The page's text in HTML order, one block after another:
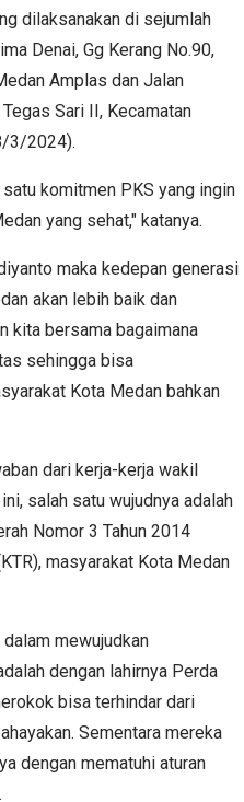
dilaksanakan di sejumlah
Denai, Gg Kerang No.90,
Amplas dan Jalan
Sari II, Kecamatan
3/2024).
komitmen PKS yang ingin
yang sehat," katanya.
maka kedepan generasi
akan lebih baik dan
kita bersama bagaimana
sehingga bisa
Kota Medan bahkan
dari kerja-kerja wakil
salah satu wujudnya adalah
Nomor 3 Tahun 2014
masyarakat Kota Medan
mewujudkan
dengan lahirnya Perda
bisa terhindar dari
Sementara mereka
dengan mematuhi aturan